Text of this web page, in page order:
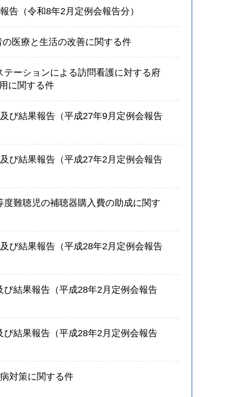
告（令和8年2月定例会報告分）
医療と生活の改善に関する件
ーションによる訪問看護に対する府
に関する件
び結果報告（平成27年9月定例会報告
び結果報告（平成27年2月定例会報告
難聴児の補聴器購入費の助成に関す
び結果報告（平成28年2月定例会報告
び結果報告（平成28年2月定例会報告
び結果報告（平成28年2月定例会報告
対策に関する件